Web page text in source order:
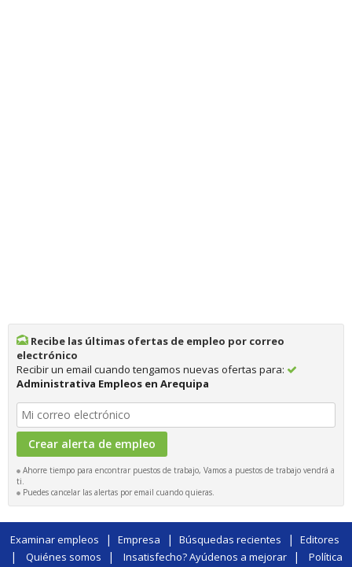
Recibe las últimas ofertas de empleo por correo
electrónico
Recibir un email cuando tengamos nuevas ofertas para:
Administrativa Empleos en Arequipa
Ahorre tiempo para encontrar puestos de trabajo, Vamos a puestos de trabajo vendrá a
ti.
Puedes cancelar las alertas por email cuando quieras.
Examinar empleos | Empresa | Búsquedas recientes | Editores
| Quiénes somos | Insatisfecho? Ayúdenos a mejorar|
Política